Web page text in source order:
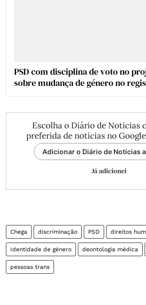
PSD com disciplina de voto no
sobre mudança de género no
Escolha o Diário de Notícias
preferida de notícias no
Adicionar o Diário de Notícias
Já adicionei
Chega discriminação PSD direitos
Identidade de género deontologia médica
pessoas trans